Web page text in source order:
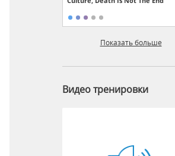
Показать больше
Видео тренировки